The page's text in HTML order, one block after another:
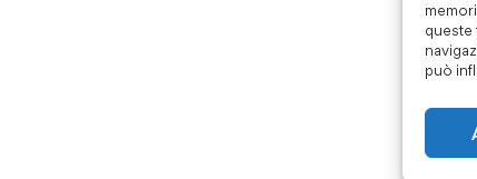
queste
può